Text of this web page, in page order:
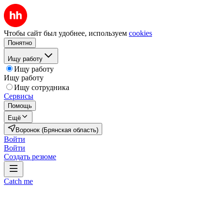
Чтобы сайт был удобнее, используем cookies
Понятно
Ищу работу
Ищу работу
Ищу работу
Ищу сотрудника
Сервисы
Помощь
Ещё
Воронок (Брянская область)
Войти
Войти
Создать резюме
Catch me